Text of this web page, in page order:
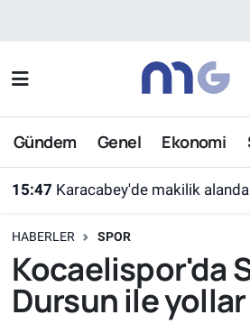
Gündem Genel Ekonomi
15:47 Karacabey'de makilik alanda
HABERLER SPOR
Kocaelispor'da
Dursun ile yollar
Nöbetçi Eczaneler
Hava Durumu
Süper Lig Puan Durumu ve
Tüm Manşetler